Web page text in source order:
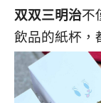
双双三明治不
飲品的紙杯，